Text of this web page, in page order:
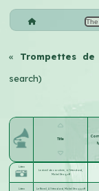
« Trompettes
search)
Title
Listen
Le réveil de cavalerie, à l'étendard,
Michel Strogoff
Listen Le Réveil, A l'étendard, Michel Stroggoff